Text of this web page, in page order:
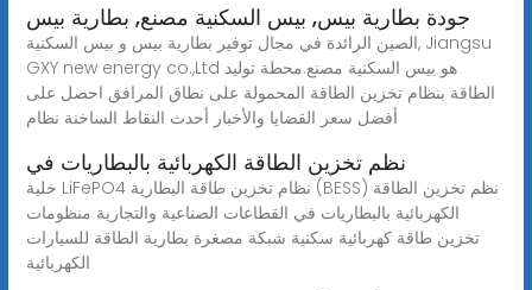
جودة بطارية بيس, بيس السكنية مصنع, بطارية بيس
الصين الرائدة في مجال توفير بطارية بيس و بيس السكنية, Jiangsu
GXY new energy co.,Ltd هو بيس السكنية مصنع.محطة توليد
الطاقة بنظام تخزين الطاقة المحمولة على نطاق المرافق احصل على
أفضل سعر القضايا والأخبار أحدث النقاط الساخنة نظام
نظم تخزين الطاقة الكهربائية بالبطاريات في
خلية LiFePO4 نظام تخزين طاقة البطارية (BESS) نظم تخزين الطاقة
الكهربائية بالبطاريات في القطاعات الصناعية والتجارية منظومات
تخزين طاقة كهربائية سكنية شبكة مصغرة بطارية الطاقة للسيارات
الكهربائية